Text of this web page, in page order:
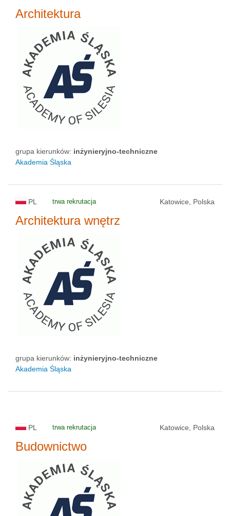
status uczelni
Architektura
grupa kierunków: inżynieryjno-techniczne
Akademia Śląska
PL trwa rekrutacja Katowice, Polska
Architektura wnętrz
grupa kierunków: inżynieryjno-techniczne
Akademia Śląska
PL trwa rekrutacja Katowice, Polska
Budownictwo